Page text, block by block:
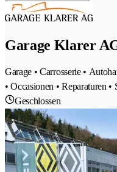
Garage Klarer
Garage • Carrosserie •
• Occasionen • Reparaturen •
Geschlossen